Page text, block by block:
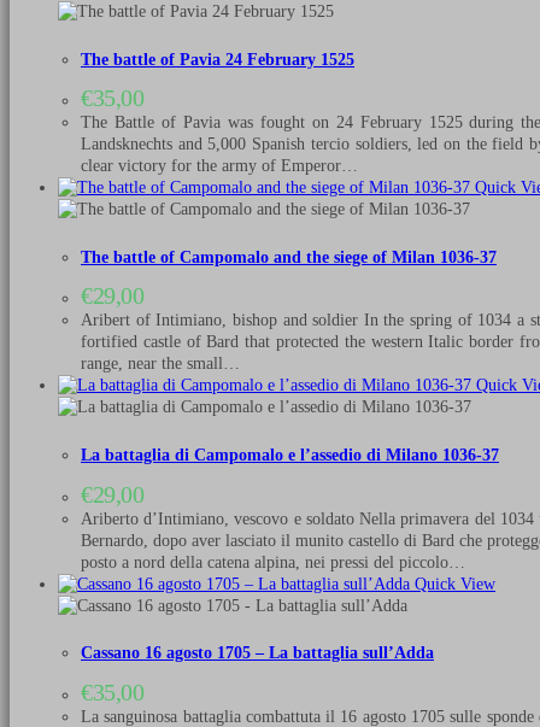
The battle of Pavia 24 February 1525
€35,00
The Battle of Pavia was fought on 24 February 1525 during
Landsknechts and 5,000 Spanish tercio soldiers, led on the field
clear victory for the army of Emperor…
Quick
The battle of Campomalo and the siege of Milan 1036-37
€29,00
Aribert of Intimiano, bishop and soldier In the spring of 1034 a
fortified castle of Bard that protected the western Italic border
range, near the small…
Quick
La battaglia di Campomalo e l’assedio di Milano 1036-37
€29,00
Ariberto d’Intimiano, vescovo e soldato Nella primavera del
Bernardo, dopo aver lasciato il munito castello di Bard che
posto a nord della catena alpina, nei pressi del piccolo…
Quick View
Cassano 16 agosto 1705 – La battaglia sull’Adda
€35,00
La sanguinosa battaglia combattuta il 16 agosto 1705 sulle